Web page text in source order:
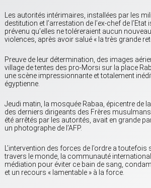
Les autorités intérimaires, installées par les
destitution et l’arrestation de l’ex-chef de
prévenu qu’elles ne toléreraient aucun
violences, après avoir salué « la très grande
Preuve de leur détermination, des images
village de tentes des pro-Morsi sur la place
une scène impressionnante et totalement
égyptienne.
Jeudi matin, la mosquée Rabaa, épicentre de
des derniers dirigeants des Frères
été arrêtés par les autorités, avait en grande
un photographe de l’AFP.
L’intervention des forces de l’ordre a toutefois
travers le monde, la communauté
médiation pour éviter ce bain de sang,
et un recours « lamentable » à la force.